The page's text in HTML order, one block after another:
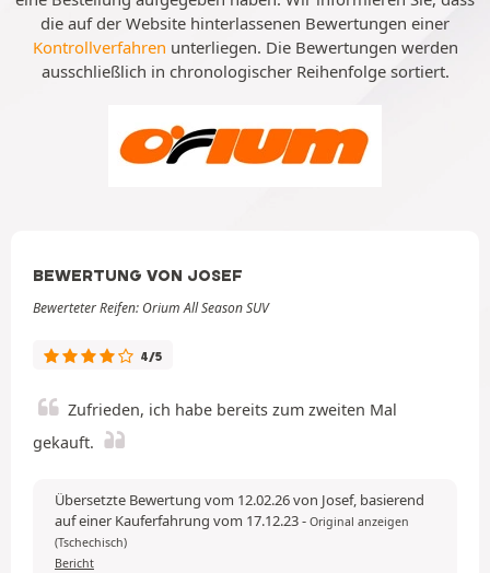
die auf der Website hinterlassenen Bewertungen einer
Kontrollverfahren unterliegen. Die Bewertungen werden
ausschließlich in chronologischer Reihenfolge sortiert.
BEWERTUNG VON JOSEF
Bewerteter Reifen: Orium All Season SUV
4/5
Zufrieden, ich habe bereits zum zweiten Mal
gekauft.
Übersetzte Bewertung vom 12.02.26 von Josef, basierend
auf einer Kauferfahrung vom 17.12.23- Original anzeigen
(Tschechisch)
Bericht